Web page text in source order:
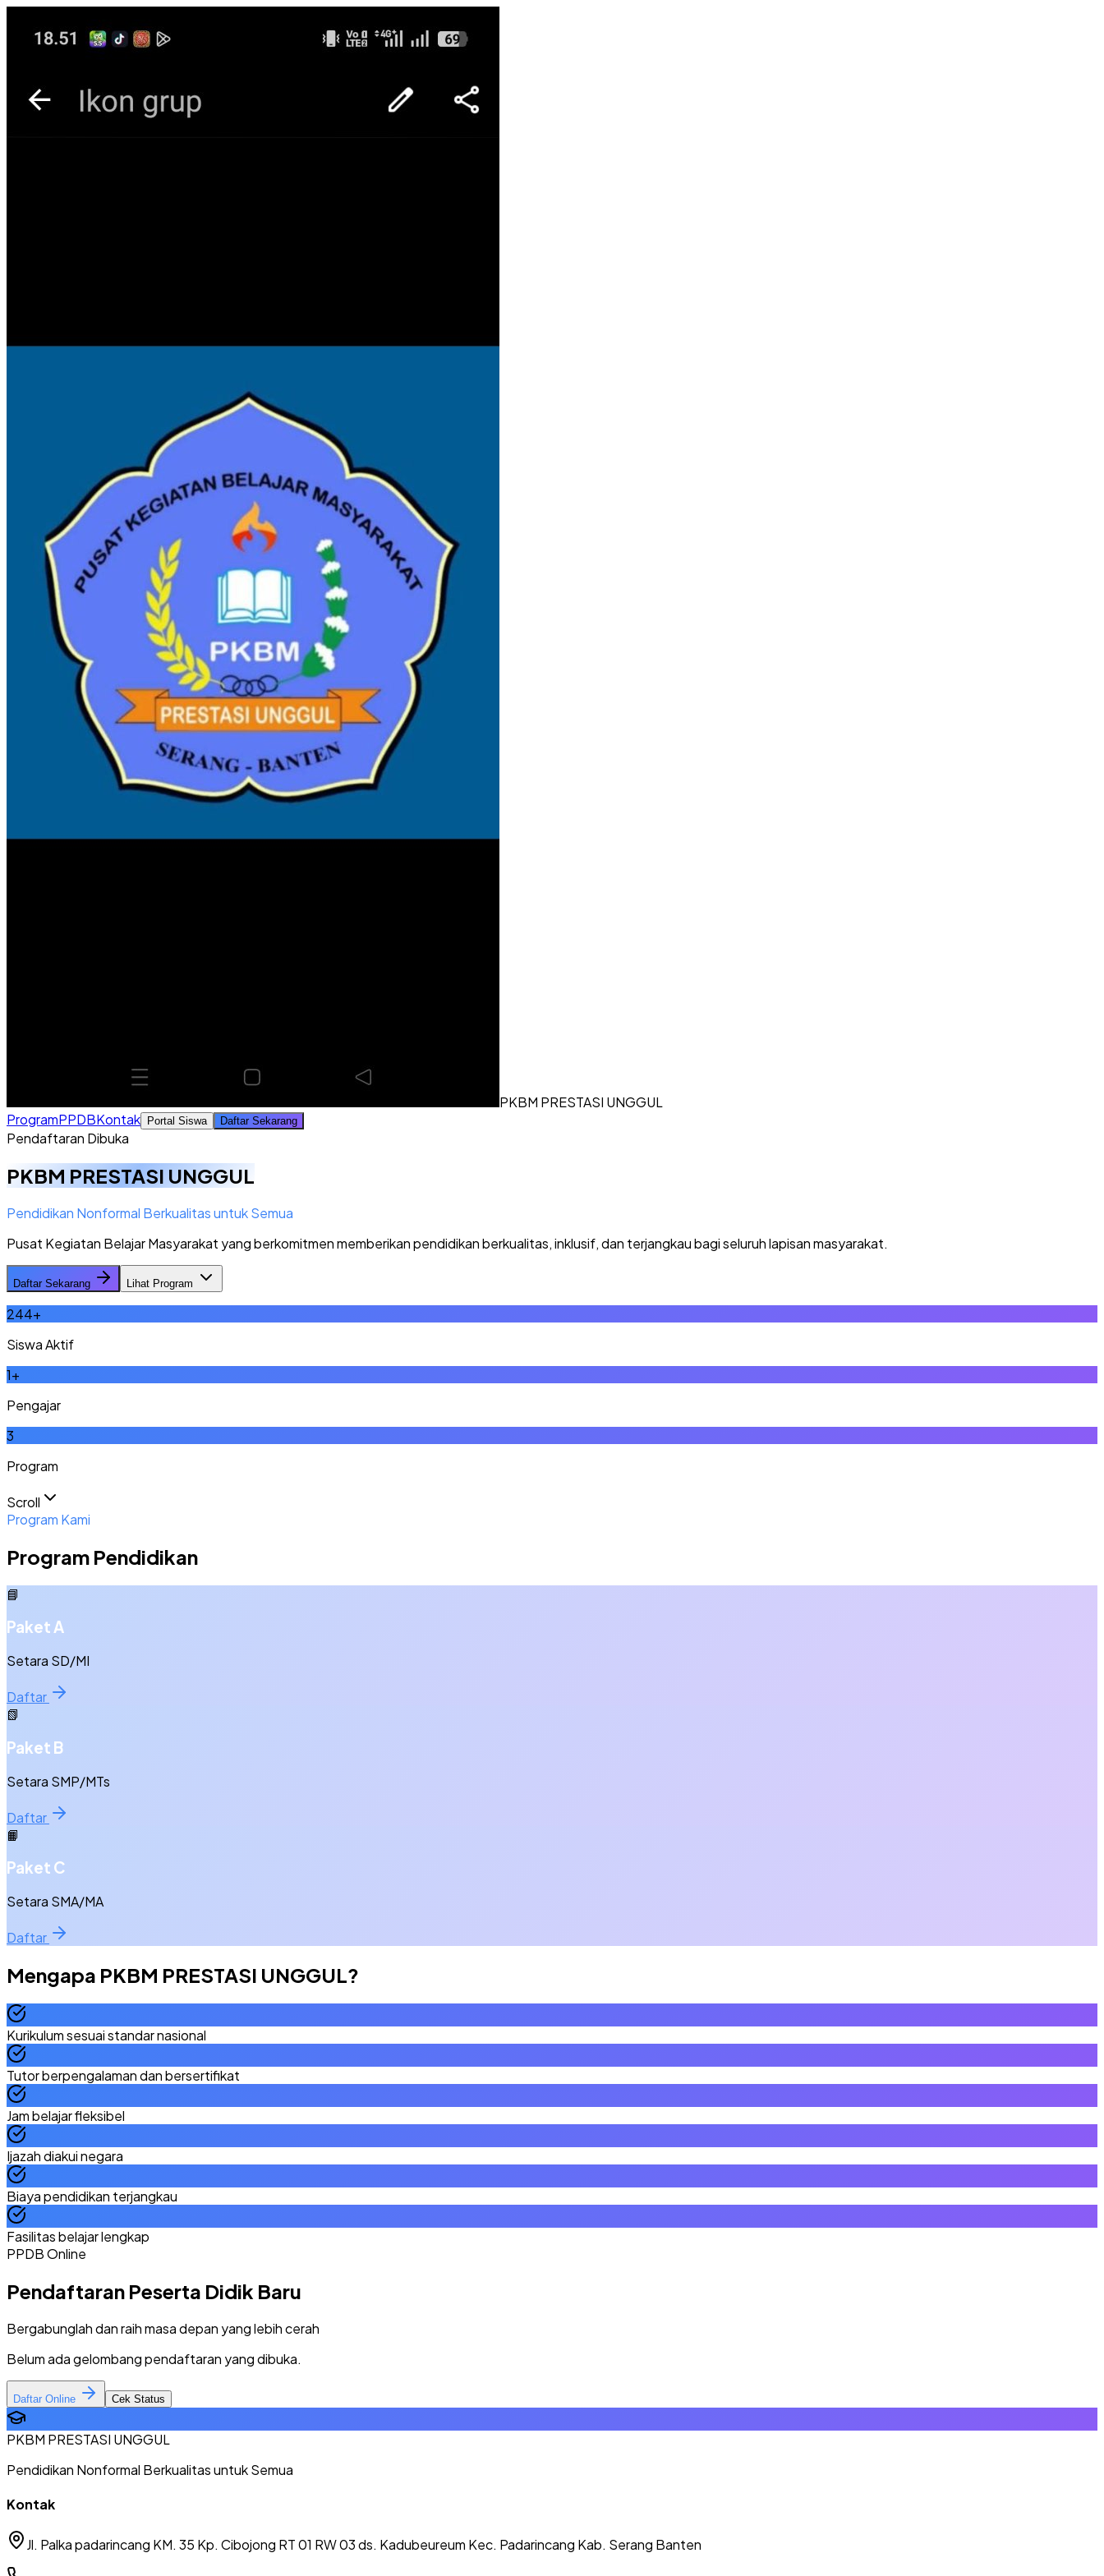
PKBM PRESTASI UNGGUL
ProgramPPDBKontak Portal Siswa Daftar Sekarang
Pendaftaran Dibuka
PKBM PRESTASI UNGGUL
Pendidikan Nonformal Berkualitas untuk Semua
Pusat Kegiatan Belajar Masyarakat yang berkomitmen memberikan pendidikan berkualitas, inklusif, dan terjangkau bagi seluruh lapisan masyarakat.
Daftar Sekarang Lihat Program
244+
Siswa Aktif
1+
Pengajar
3
Program
Scroll
Program Kami
Program Pendidikan
📘
Paket A
Setara SD/MI
Daftar
📗
Paket B
Setara SMP/MTs
Daftar
📙
Paket C
Setara SMA/MA
Daftar
Mengapa PKBM PRESTASI UNGGUL?
Kurikulum sesuai standar nasional
Tutor berpengalaman dan bersertifikat
Jam belajar fleksibel
Ijazah diakui negara
Biaya pendidikan terjangkau
Fasilitas belajar lengkap
PPDB Online
Pendaftaran Peserta Didik Baru
Bergabunglah dan raih masa depan yang lebih cerah
Belum ada gelombang pendaftaran yang dibuka.
Daftar Online Cek Status
PKBM PRESTASI UNGGUL
Pendidikan Nonformal Berkualitas untuk Semua
Kontak
Jl. Palka padarincang KM. 35 Kp. Cibojong RT 01 RW 03 ds. Kadubeureum Kec. Padarincang Kab. Serang Banten